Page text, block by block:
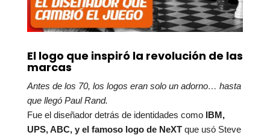
El logo que inspiró la revolución de las
marcas
Antes de los 70, los logos eran solo un adorno… hasta
que llegó Paul Rand.
Fue el diseñador detrás de identidades como IBM,
UPS, ABC, y el famoso logo de NeXTque usó Steve